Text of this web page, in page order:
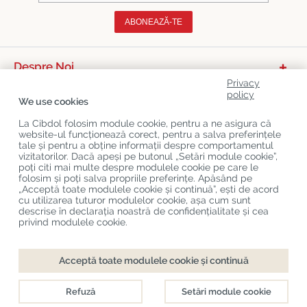
ABONEAZĂ-TE
Despre Noi
Ultimele Postări Pe Blog
Privacy
policy
We use cookies
La Cibdol folosim module cookie, pentru a ne asigura că
website-ul funcționează corect, pentru a salva preferințele
tale și pentru a obține informații despre comportamentul
vizitatorilor. Dacă apeși pe butonul „Setări module cookie”,
poți citi mai multe despre modulele cookie pe care le
folosim și poți salva propriile preferințe. Apăsând pe
„Acceptă toate modulele cookie și continuă”, ești de acord
cu utilizarea tuturor modulelor cookie, așa cum sunt
descrise în declarația noastră de confidențialitate și cea
privind modulele cookie.
Acceptă toate modulele cookie și continuă
Refuză Setări module cookie
Copyright©CibdolLast updated 07-08-2026
Cibdol bv, Handelsweg 1a, 5492NL Sint-Oedenrode, the Netherlands
KvK: 76495035 VAT: NL860644923B01